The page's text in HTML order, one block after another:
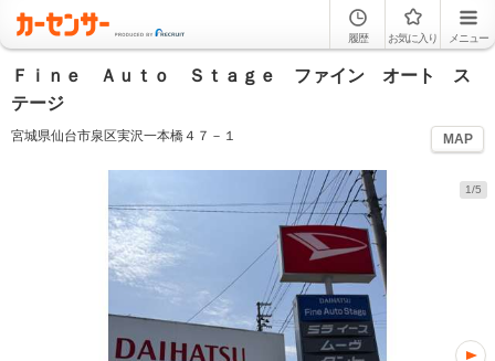
履歴 お気に入り メニュー
Ｆｉｎｅ Ａｕｔｏ Ｓｔａｇｅ ファイン オート ス
テージ
宮城県仙台市泉区実沢一本橋４７－１ MAP
1/5